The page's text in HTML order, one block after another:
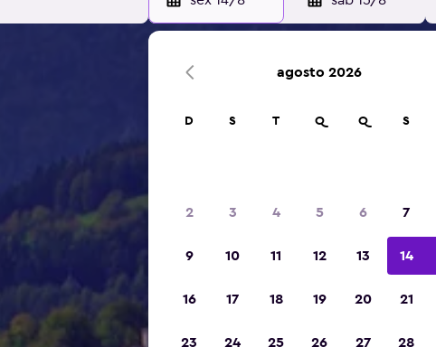
agosto 2026
D S T Q Q S
2 3 4 5 6 7
9 10 11 12 13 14
16 17 18 19 20 21
23 24 25 26 27 28